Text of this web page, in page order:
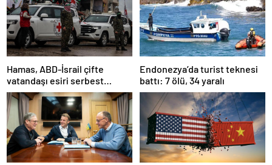
Hamas, ABD-İsrail çifte
vatandaşı esiri serbest
bırakacağını duyurdu
Endonezya’da turist teknesi
battı: 7 ölü, 34 yaralı